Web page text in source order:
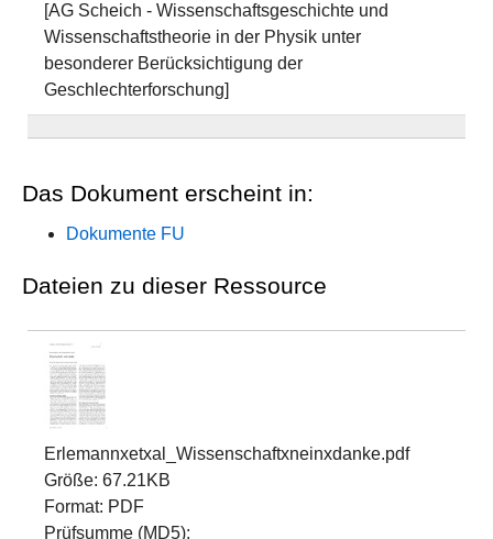
[AG Scheich - Wissenschaftsgeschichte und
Wissenschaftstheorie in der Physik unter
besonderer Berücksichtigung der
Geschlechterforschung]
Das Dokument erscheint in:
Dokumente FU
Dateien zu dieser Ressource
Erlemannxetxal_Wissenschaftxneinxdanke.pdf
Größe: 67.21KB
Format: PDF
Prüfsumme (MD5):